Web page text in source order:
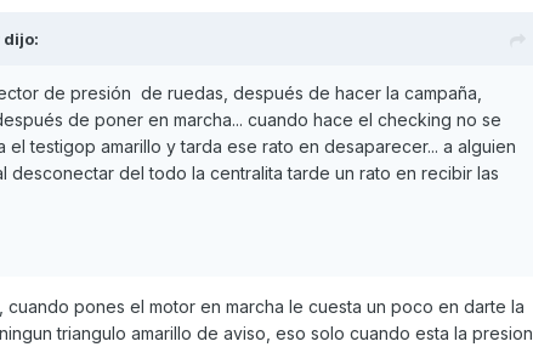
dijo:
de presión de ruedas, después de hacer la campaña,
de poner en marcha... cuando hace el checking no se
testigop amarillo y tarda ese rato en desaparecer... a alguien
desconectar del todo la centralita tarde un rato en recibir las
pones el motor en marcha le cuesta un poco en darte la
triangulo amarillo de aviso, eso solo cuando esta la presion